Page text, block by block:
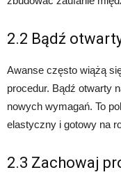
2.2 Bądź
Awanse często wiążą
procedur. Bądź otwarty
nowych wymagań. To
elastyczny i gotowy na
2.3 Zachowaj